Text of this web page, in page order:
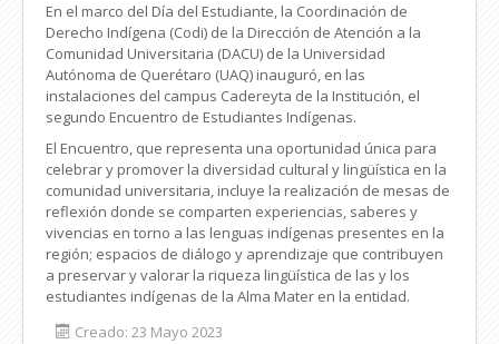
En el marco del Día del Estudiante, la Coordinación de
Derecho Indígena (Codi) de la Dirección de Atención a la
Comunidad Universitaria (DACU) de la Universidad
Autónoma de Querétaro (UAQ) inauguró, en las
instalaciones del campus Cadereyta de la Institución, el
segundo Encuentro de Estudiantes Indígenas.
El Encuentro, que representa una oportunidad única para
celebrar y promover la diversidad cultural y lingüística en la
comunidad universitaria, incluye la realización de mesas de
reflexión donde se comparten experiencias, saberes y
vivencias en torno a las lenguas indígenas presentes en la
región; espacios de diálogo y aprendizaje que contribuyen
a preservar y valorar la riqueza lingüística de las y los
estudiantes indígenas de la Alma Mater en la entidad.
Creado: 23 Mayo 2023